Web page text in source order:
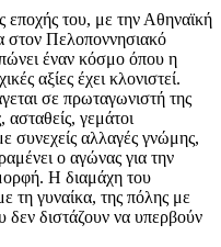
εποχής του, με την Αθηναϊκή
στον Πελοποννησιακό
έναν κόσμο όπου η
αξίες έχει κλονιστεί.
σε πρωταγωνιστή της
γεμάτοι
συνεχείς αλλαγές γνώμης,
ο αγώνας για την
Η διαμάχη του
τη γυναίκα, της πόλης με
δεν διστάζουν να υπερβούν